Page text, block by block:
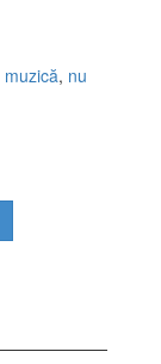
muzică, nu